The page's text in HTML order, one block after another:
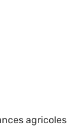
agricoles